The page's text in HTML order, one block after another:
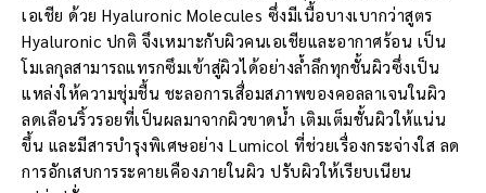
เอเชีย ด้วย Hyaluronic Molecules ซึ่งมีเนื้อบางเบากว่าสูตร
Hyaluronic ปกติ จึงเหมาะกับผิวคนเอเชียและอากาศร้อน เป็น
โมเลกุลสามารถแทรกซึมเข้าสู่ผิวได้อย่างล้ำลึกทุกชั้นผิวซึ่งเป็น
แหล่งให้ความชุ่มชื้น ชะลอการเสื่อมสภาพของคอลลาเจนในผิว
ลดเลือนริ้วรอยที่เป็นผลมาจากผิวขาดน้ำ เติมเต็มชั้นผิวให้แน่น
ขึ้น และมีสารบำรุงพิเศษอย่าง Lumicol ที่ช่วยเรื่องกระจ่างใส ลด
การอักเสบการระคายเคืองภายในผิว ปรับผิวให้เรียบเนียน